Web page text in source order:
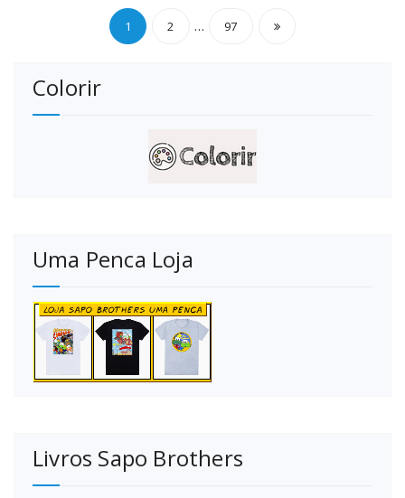
Paginação
1 2 … 97
Colorir
Uma Penca Loja
Livros Sapo Brothers